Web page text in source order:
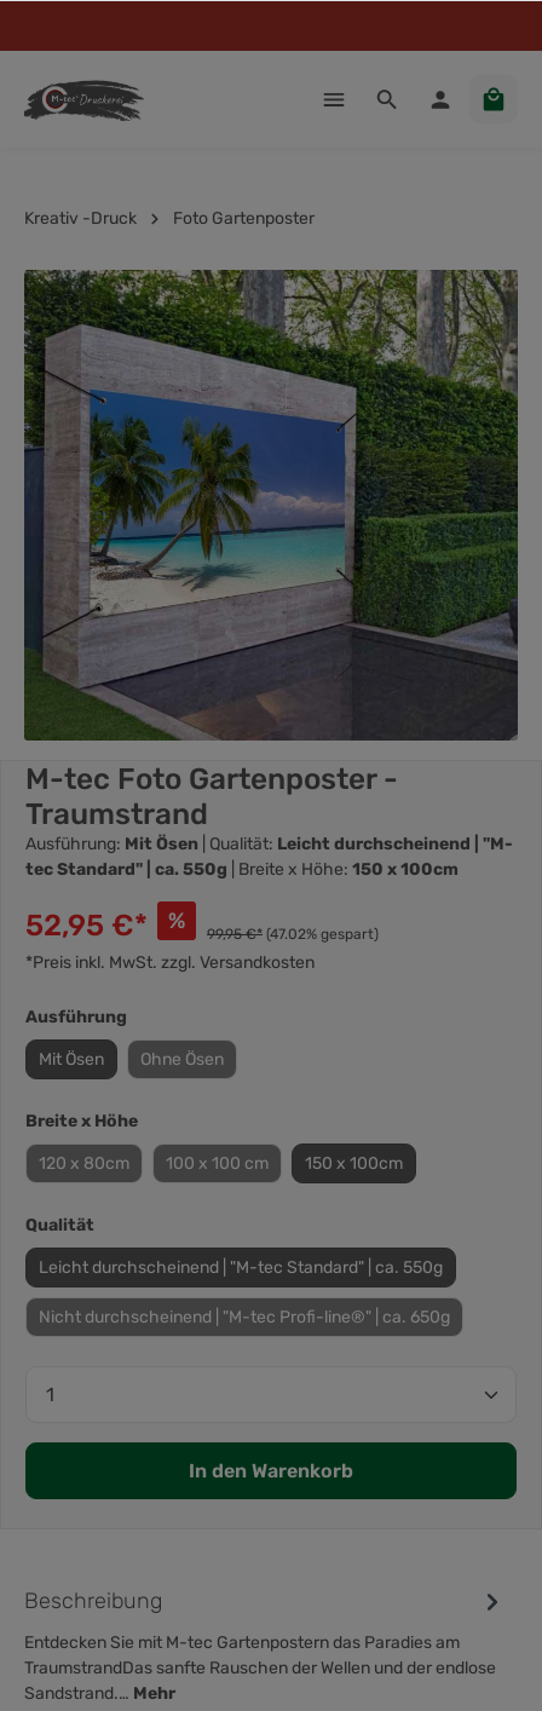
Kreativ -Druck Foto Gartenposter
M-tec Foto Gartenposter -
Traumstrand
Ausführung: Mit Ösen | Qualität: Leicht durchscheinend | "M-
tec Standard" | ca. 550g
| Breite x Höhe: 150 x 100cm
52,95 €* % 99,95 €* (47.02% gespart)
*Preis inkl. MwSt. zzgl. Versandkosten
Ausführung
Mit Ösen Ohne Ösen
Breite x Höhe
120 x 80cm 100 x 100 cm 150 x 100cm
Qualität
Leicht durchscheinend | "M-tec Standard" | ca. 550g
Nicht durchscheinend | "M-tec Profi-line®" | ca. 650g
In den Warenkorb
Beschreibung
Entdecken Sie mit M-tec Gartenpostern das Paradies am
TraumstrandDas sanfte Rauschen der Wellen und der endlose
Sandstrand.… Mehr